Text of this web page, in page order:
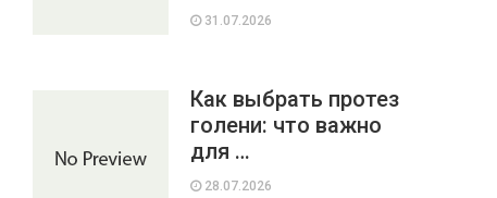
31.07.2026
Как выбрать протез
голени: что важно
для …
28.07.2026